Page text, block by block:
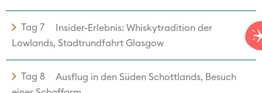
Tag 7
Insider-Erlebnis: Whiskytradition der
Lowlands, Stadtrundfahrt Glasgow
Tag 8
Ausflug in den Süden Schottlands, Besuch